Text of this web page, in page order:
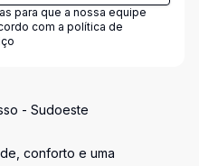
para que a nossa equipe
com a política de
- Sudoeste
conforto e uma